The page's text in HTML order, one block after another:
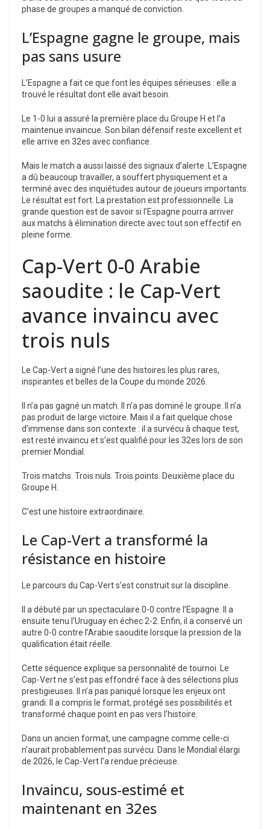
phase de groupes a manqué de conviction.
L’Espagne gagne le groupe, mais
pas sans usure
L’Espagne a fait ce que font les équipes sérieuses : elle a
trouvé le résultat dont elle avait besoin.
Le 1-0 lui a assuré la première place du Groupe H et l’a
maintenue invaincue. Son bilan défensif reste excellent et
elle arrive en 32es avec confiance.
Mais le match a aussi laissé des signaux d’alerte. L’Espagne
a dû beaucoup travailler, a souffert physiquement et a
terminé avec des inquiétudes autour de joueurs importants.
Le résultat est fort. La prestation est professionnelle. La
grande question est de savoir si l’Espagne pourra arriver
aux matchs à élimination directe avec tout son effectif en
pleine forme.
Cap-Vert 0-0 Arabie
saoudite : le Cap-Vert
avance invaincu avec
trois nuls
Le Cap-Vert a signé l’une des histoires les plus rares,
inspirantes et belles de la Coupe du monde 2026.
Il n’a pas gagné un match. Il n’a pas dominé le groupe. Il n’a
pas produit de large victoire. Mais il a fait quelque chose
d’immense dans son contexte : il a survécu à chaque test,
est resté invaincu et s’est qualifié pour les 32es lors de son
premier Mondial.
Trois matchs. Trois nuls. Trois points. Deuxième place du
Groupe H.
C’est une histoire extraordinaire.
Le Cap-Vert a transformé la
résistance en histoire
Le parcours du Cap-Vert s’est construit sur la discipline.
Il a débuté par un spectaculaire 0-0 contre l’Espagne. Il a
ensuite tenu l’Uruguay en échec 2-2. Enfin, il a conservé un
autre 0-0 contre l’Arabie saoudite lorsque la pression de la
qualification était réelle.
Cette séquence explique sa personnalité de tournoi. Le
Cap-Vert ne s’est pas effondré face à des sélections plus
prestigieuses. Il n’a pas paniqué lorsque les enjeux ont
grandi. Il a compris le format, protégé ses possibilités et
transformé chaque point en pas vers l’histoire.
Dans un ancien format, une campagne comme celle-ci
n’aurait probablement pas survécu. Dans le Mondial élargi
de 2026, le Cap-Vert l’a rendue précieuse.
Invaincu, sous-estimé et
maintenant en 32es